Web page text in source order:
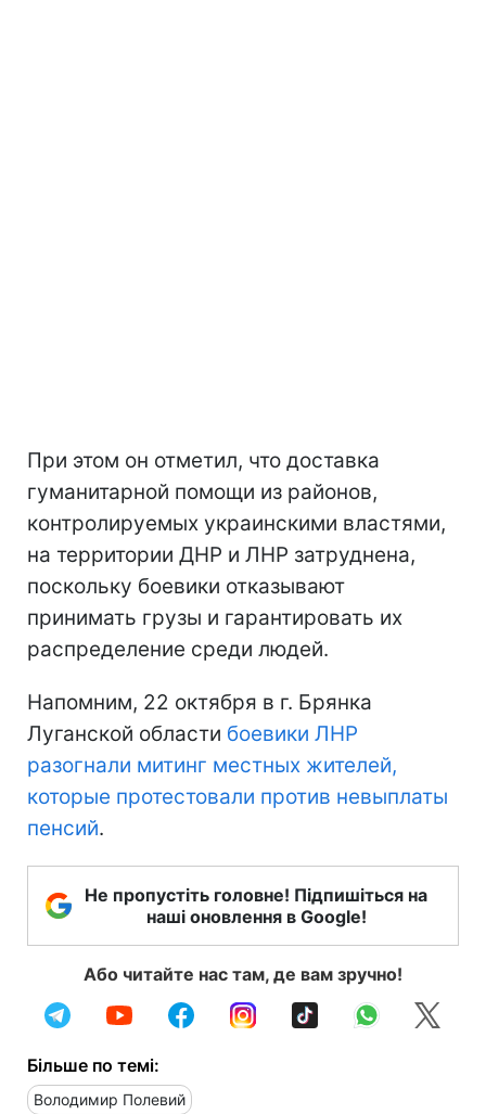
При этом он отметил, что доставка
гуманитарной помощи из районов,
контролируемых украинскими властями,
на территории ДНР и ЛНР затруднена,
поскольку боевики отказывают
принимать грузы и гарантировать их
распределение среди людей.
Напомним, 22 октября в г. Брянка
Луганской области боевики ЛНР
разогнали митинг местных жителей,
которые протестовали против невыплаты
пенсий.
Не пропустіть головне! Підпишіться на
наші оновлення в Google!
Або читайте нас там, де вам зручно!
Більше по темі:
Володимир Полевий